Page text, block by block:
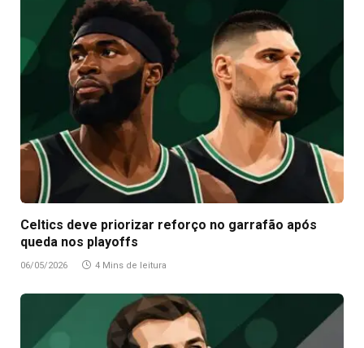
Celtics deve priorizar reforço no garrafão após
queda nos playoffs
06/05/2026 4 Mins de leitura